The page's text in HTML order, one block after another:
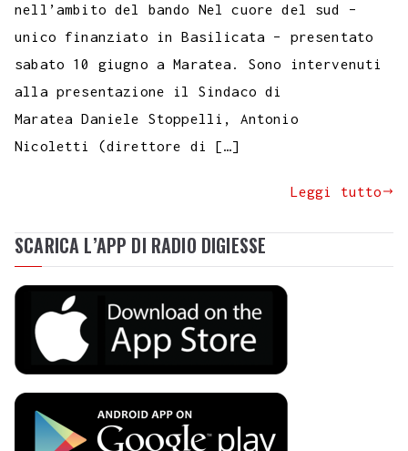
nell’ambito del bando Nel cuore del sud –
unico finanziato in Basilicata – presentato
sabato 10 giugno a Maratea. Sono intervenuti
alla presentazione il Sindaco di
Maratea Daniele Stoppelli, Antonio
Nicoletti (direttore di […]
Leggi tutto
SCARICA L’APP DI RADIO DIGIESSE